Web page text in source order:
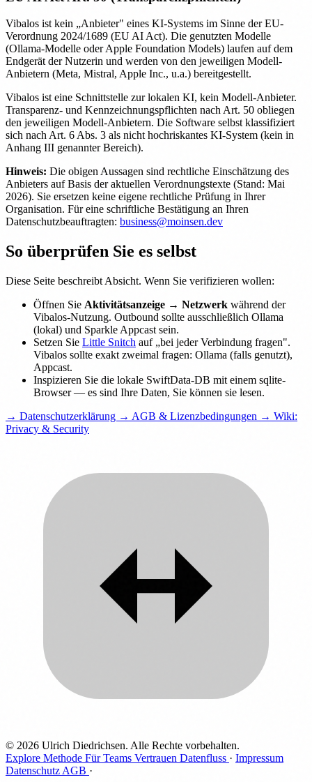
Vibalos ist kein „Anbieter" eines KI-Systems im Sinne der EU-
Verordnung 2024/1689 (EU AI Act). Die genutzten Modelle
(Ollama-Modelle oder Apple Foundation Models) laufen auf dem
Endgerät der Nutzerin und werden von den jeweiligen Modell-
Anbietern (Meta, Mistral, Apple Inc., u.a.) bereitgestellt.
Vibalos ist eine Schnittstelle zur lokalen KI, kein Modell-Anbieter.
Transparenz- und Kennzeichnungspflichten nach Art. 50 obliegen
den jeweiligen Modell-Anbietern. Die Software selbst klassifiziert
sich nach Art. 6 Abs. 3 als nicht hochriskantes KI-System (kein in
Anhang III genannter Bereich).
Hinweis: Die obigen Aussagen sind rechtliche Einschätzung des
Anbieters auf Basis der aktuellen Verordnungstexte (Stand: Mai
2026). Sie ersetzen keine eigene rechtliche Prüfung in Ihrer
Organisation. Für eine schriftliche Bestätigung an Ihren
Datenschutzbeauftragten: business@moinsen.dev
So überprüfen Sie es selbst
Diese Seite beschreibt Absicht. Wenn Sie verifizieren wollen:
Öffnen Sie Aktivitätsanzeige → Netzwerk während der
Vibalos-Nutzung. Outbound sollte ausschließlich Ollama
(lokal) und Sparkle Appcast sein.
Setzen Sie Little Snitch auf „bei jeder Verbindung fragen".
Vibalos sollte exakt zweimal fragen: Ollama (falls genutzt),
Appcast.
Inspizieren Sie die lokale SwiftData-DB mit einem sqlite-
Browser — es sind Ihre Daten, Sie können sie lesen.
→ Datenschutzerklärung → AGB & Lizenzbedingungen → Wiki:
Privacy & Security
© 2026 Ulrich Diedrichsen. Alle Rechte vorbehalten.
Explore Methode Für Teams Vertrauen Datenfluss · Impressum
Datenschutz AGB ·